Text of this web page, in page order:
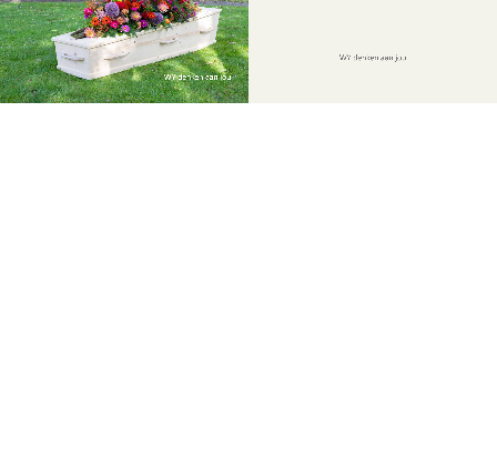
  1
WY denken aan jou
WY denken aan jou